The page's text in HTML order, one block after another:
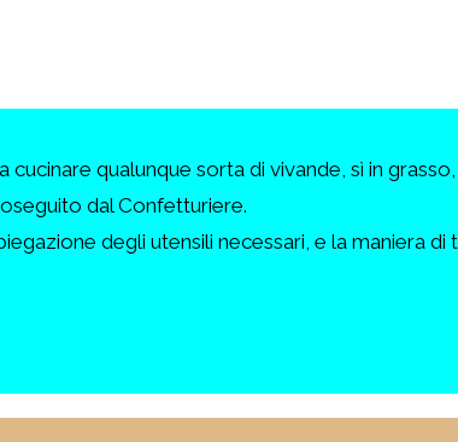
qualunque sorta di vivande, sì in
dal Confetturiere.
degli utensili necessari, e la maniera di